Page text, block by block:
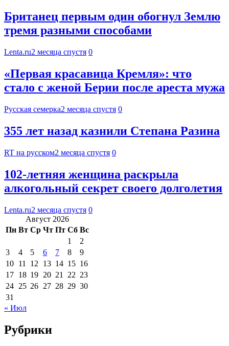
Британец первым один обогнул Землю
тремя разными способами
Lenta.ru2 месяца спустя 0
«Первая красавица Кремля»: что
стало с женой Берии после ареста мужа
Русская семерка2 месяца спустя 0
355 лет назад казнили Степана Разина
RT на русском2 месяца спустя 0
102-летняя женщина раскрыла
алкогольный секрет своего долголетия
Lenta.ru2 месяца спустя 0
Август 2026
Пн Вт Ср Чт Пт Сб Вс
1
2
3
4 5 6 7 8
9
10 11 12 13 14 15 16
17 18 19 20 21 22 23
24 25 26 27 28 29 30
31
« Июл
Рубрики